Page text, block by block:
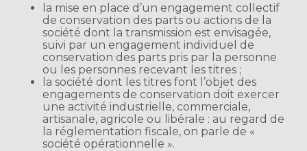
la mise en place d’un engagement collectif
de conservation des parts ou actions de la
société dont la transmission est envisagée,
suivi par un engagement individuel de
conservation des parts pris par la personne
ou les personnes recevant les titres ;
la société dont les titres font l’objet des
engagements de conservation doit exercer
une activité industrielle, commerciale,
artisanale, agricole ou libérale : au regard de
la réglementation fiscale, on parle de «
société opérationnelle ».